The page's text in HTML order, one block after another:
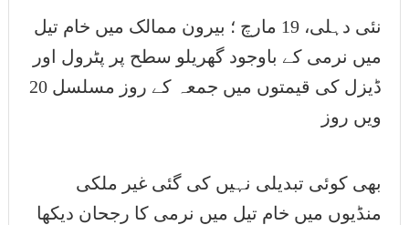
نئی دہلی، 19 مارچ ؛ بیرون ممالک میں خام تیل
میں نرمی کے باوجود گھریلو سطح پر پٹرول اور
ڈیزل کی قیمتوں میں جمعہ کے روز مسلسل 20
ویں روز
بھی کوئی تبدیلی نہیں کی گئی غیر ملکی
منڈیوں میں خام تیل میں نرمی کا رجحان دیکھا